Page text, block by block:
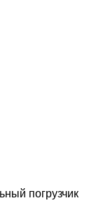
погрузчик